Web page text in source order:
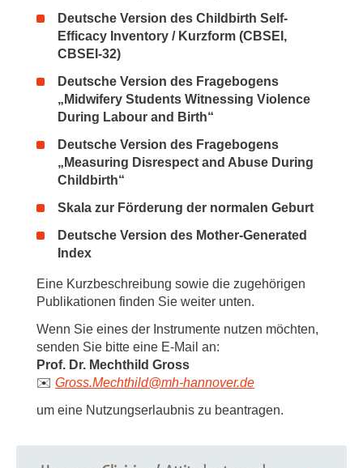
Deutsche Version des Childbirth Self-
Efficacy Inventory / Kurzform (CBSEI,
CBSEI-32)
Deutsche Version des Fragebogens
„Midwifery Students Witnessing Violence
During Labour and Birth“
Deutsche Version des Fragebogens
„Measuring Disrespect and Abuse During
Childbirth“
Skala zur Förderung der normalen Geburt
Deutsche Version des Mother-Generated
Index
Eine Kurzbeschreibung sowie die zugehörigen
Publikationen finden Sie weiter unten.
Wenn Sie eines der Instrumente nutzen möchten,
senden Sie bitte eine E-Mail an:
Prof. Dr. Mechthild Gross
✉️ Gross.Mechthild@mh-hannover.de
um eine Nutzungserlaubnis zu beantragen.